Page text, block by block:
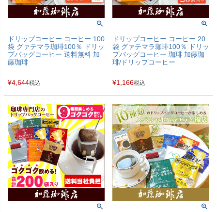
ドリップコーヒー コーヒー 100
袋 グァテマラ珈琲100％ ドリッ
プバッグコーヒー 送料無料 加
藤珈琲
¥4,644税込
ドリップコーヒー コーヒー 20
袋 グァテマラ珈琲100％ ドリッ
プバッグコーヒー 珈琲 加藤珈
琲/ドリップコーヒー
¥1,166税込